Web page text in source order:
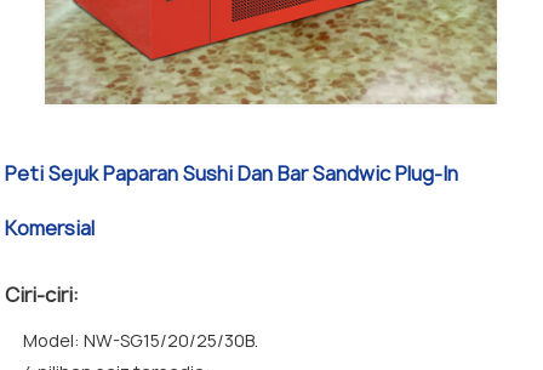
Peti Sejuk Paparan Sushi Dan Bar Sandwic Plug-In
Komersial
Ciri-ciri:
Model: NW-SG15/20/25/30B.